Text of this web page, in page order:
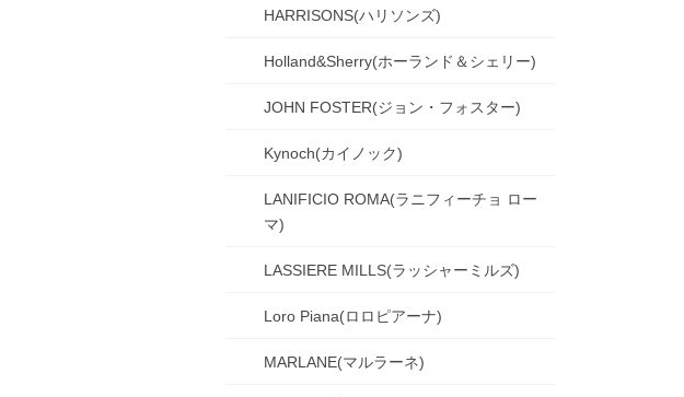
HARRISONS(ハリソンズ)
Holland&Sherry(ホーランド＆シェリー)
JOHN FOSTER(ジョン・フォスター)
Kynoch(カイノック)
LANIFICIO ROMA(ラニフィーチョ ロー
マ)
LASSIERE MILLS(ラッシャーミルズ)
Loro Piana(ロロピアーナ)
MARLANE(マルラーネ)